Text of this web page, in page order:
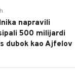
napravili
500 milijardi
dubok kao Ajfelov